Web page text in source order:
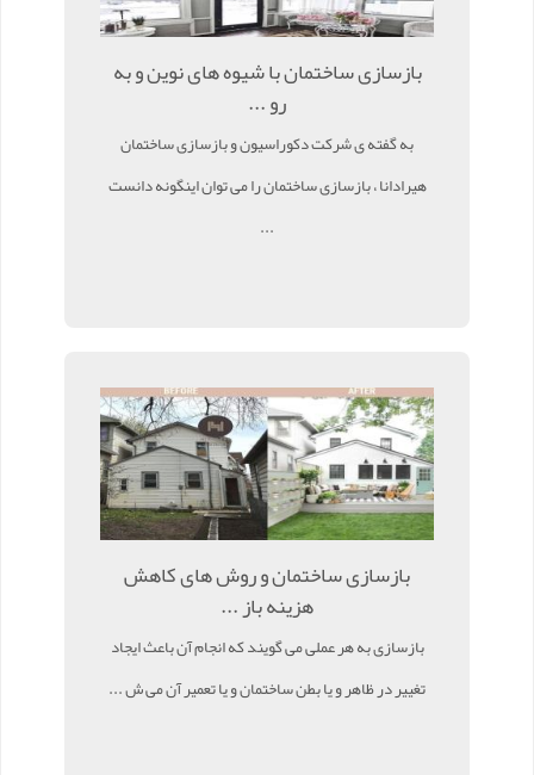
بازسازی ساختمان با شیوه های نوین و به
رو ...
به گفته ی شرکت دکوراسیون و بازسازی ساختمان
هیرادانا ، بازسازی ساختمان را می توان اینگونه دانست
...
بازسازی ساختمان و روش های کاهش
هزینه باز ...
بازسازی به هر عملی می گویند که انجام آن باعث ایجاد
تغییر در ظاهر و یا بطن ساختمان و یا تعمیر آن می ش ...